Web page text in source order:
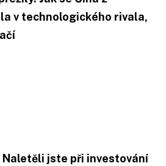
v technologického rivala,
Naletěli jste při investování